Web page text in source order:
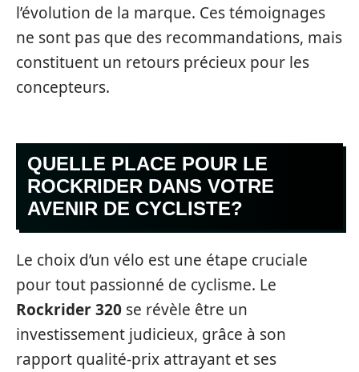
l’évolution de la marque. Ces témoignages
ne sont pas que des recommandations, mais
constituent un retours précieux pour les
concepteurs.
QUELLE PLACE POUR LE
ROCKRIDER DANS VOTRE
AVENIR DE CYCLISTE?
Le choix d’un vélo est une étape cruciale
pour tout passionné de cyclisme. Le
Rockrider 320 se révèle être un
investissement judicieux, grâce à son
rapport qualité-prix attrayant et ses